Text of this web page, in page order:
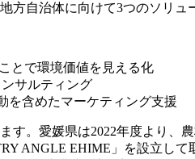
方自治体に向けて3つのソリュ
とで環境価値を見える化
サルティング
を含めたマーケティング支援
。愛媛県は2022年度より、
ANGLE EHIME」を設立して